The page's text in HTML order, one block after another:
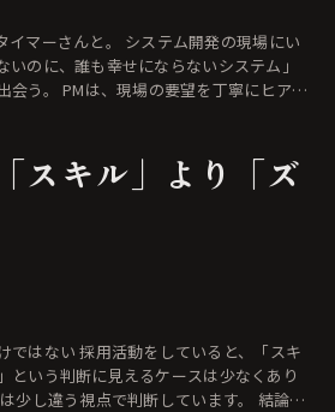
システム開発の現場にい
いのに、誰も幸せにならないシステム」
を丁寧にヒアリ
スキル」より「ズ
ていると、「スキ
という判断に見えるケースは少なくあり
違う視点で判断しています。 結論か